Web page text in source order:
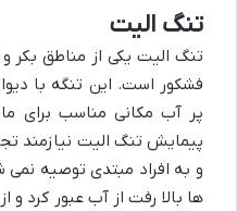
تنگ الیت
تنگ الیت یکی از مناطق بکر
فشکور است. این تنگه با
پر آب مکانی مناسب برای
پیمایش تنگ الیت نیازمند
و به افراد مبتدی توصیه
ها بالا رفت از آب عبور کرد و